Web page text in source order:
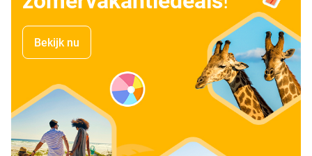
Bekijk nu